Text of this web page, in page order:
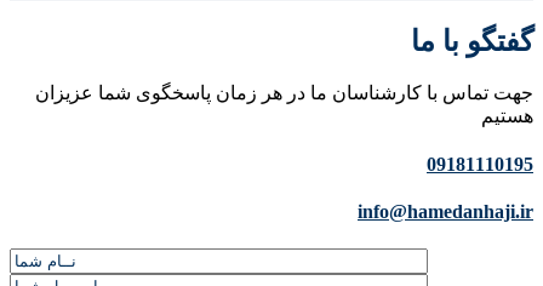
گفتگو با ما
جهت تماس با کارشناسان ما در هر زمان پاسخگوی شما عزیزان
هستیم
09181110195
info@hamedanhaji.ir